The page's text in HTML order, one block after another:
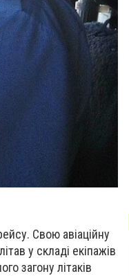
Свою авіаційну
у складі екіпажів
загону літаків